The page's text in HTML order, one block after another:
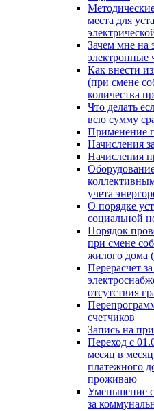
места для
Зачем мне на
электронные
Как внести
(при смене
количества
Что делать
всю сумму
Применение
Начисления
Начисления
учета
О порядке
социальной
Порядок
при смене
жилого дома
Перерасчет
отсутствия
счетчиков
Запись на
Переход с
месяц в
платежного
проживаю
Уменьшение
за